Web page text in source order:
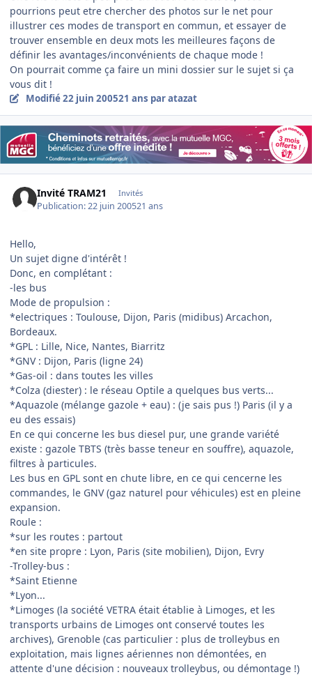
pourrions peut etre chercher des photos sur le net pour
illustrer ces modes de transport en commun, et essayer de
trouver ensemble en deux mots les meilleures façons de
définir les avantages/inconvénients de chaque mode !
On pourrait comme ça faire un mini dossier sur le sujet si ça
vous dit !
Modifié22 juin 200521 ans par atazat
Invité TRAM21 Invités
Publication:22 juin 200521 ans
Hello,
Un sujet digne d'intérêt !
Donc, en complétant :
-les bus
Mode de propulsion :
*electriques : Toulouse, Dijon, Paris (midibus) Arcachon,
Bordeaux.
*GPL : Lille, Nice, Nantes, Biarritz
*GNV : Dijon, Paris (ligne 24)
*Gas-oil : dans toutes les villes
*Colza (diester) : le réseau Optile a quelques bus verts...
*Aquazole (mélange gazole + eau) : (je sais pus !) Paris (il y a
eu des essais)
En ce qui concerne les bus diesel pur, une grande variété
existe : gazole TBTS (très basse teneur en souffre), aquazole,
filtres à particules.
Les bus en GPL sont en chute libre, en ce qui cencerne les
commandes, le GNV (gaz naturel pour véhicules) est en pleine
expansion.
Roule :
*sur les routes : partout
*en site propre : Lyon, Paris (site mobilien), Dijon, Evry
-Trolley-bus :
*Saint Etienne
*Lyon...
*Limoges (la société VETRA était établie à Limoges, et les
transports urbains de Limoges ont conservé toutes les
archives), Grenoble (cas particulier : plus de trolleybus en
exploitation, mais lignes aériennes non démontées, en
attente d'une décision : nouveaux trolleybus, ou démontage !)